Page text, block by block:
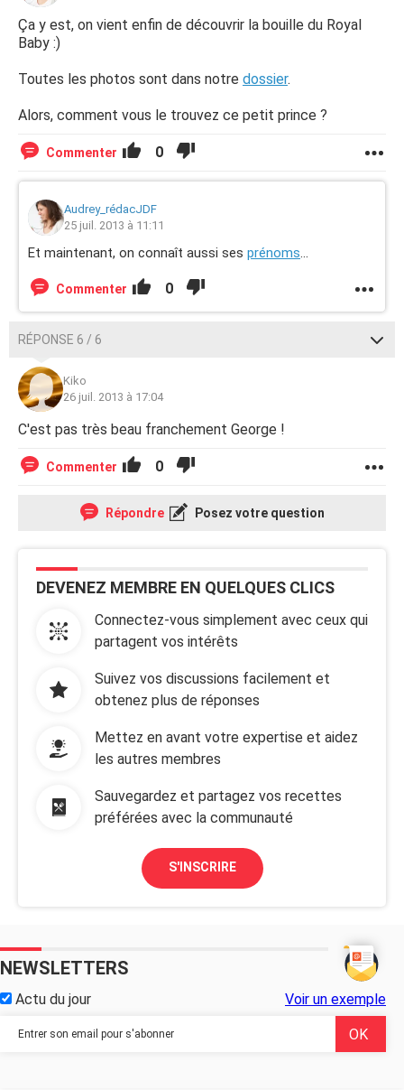
Ça y est, on vient enfin de découvrir la bouille du Royal
Baby :)
Toutes les photos sont dans notre dossier.
Alors, comment vous le trouvez ce petit prince ?
Commenter 0
Audrey_rédacJDF
25 juil. 2013 à 11:11
Et maintenant, on connaît aussi ses prénoms...
Commenter 0
RÉPONSE 6 / 6
Kiko
26 juil. 2013 à 17:04
C'est pas très beau franchement George !
Commenter 0
Répondre Posez votre question
DEVENEZ MEMBRE EN QUELQUES CLICS
Connectez-vous simplement avec ceux qui
partagent vos intérêts
Suivez vos discussions facilement et
obtenez plus de réponses
Mettez en avant votre expertise et aidez
les autres membres
Sauvegardez et partagez vos recettes
préférées avec la communauté
S'INSCRIRE
NEWSLETTERS
Actu du jour Voir un exemple